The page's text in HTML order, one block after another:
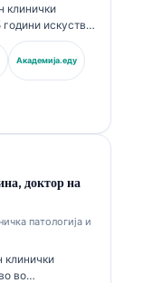
клинички
искуство
анализа
медицински
клинички
на
Д-р Клајн има
со
лабораториска
Академија.еду
доктор на
патологија и
во